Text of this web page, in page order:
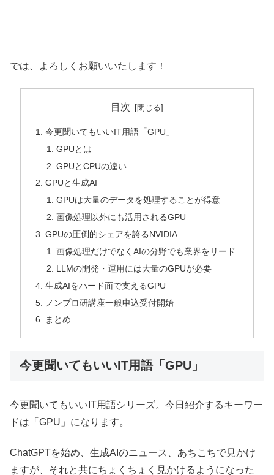
では、よろしくお願いいたします！
目次
今更聞いてもいいIT用語「GPU」
GPUとは
GPUとCPUの違い
GPUと生成AI
GPUは大量のデータを処理することが得意
画像処理以外にも活用されるGPU
GPUの圧倒的シェアを誇るNVIDIA
画像処理だけでなくAIの分野でも業界をリード
LLMの開発・運用には大量のGPUが必要
生成AIをハード面で支えるGPU
ノンプロ研講座一般申込受付開始
まとめ
今更聞いてもいいIT用語「GPU」
今更聞いてもいいIT用語シリーズ。今日紹介するキーワー
ドは「GPU」になります。
ChatGPTを始め、生成AIのニュース、あちこちで見かけ
ますが、それと共にちょくちょく見かけるようになった